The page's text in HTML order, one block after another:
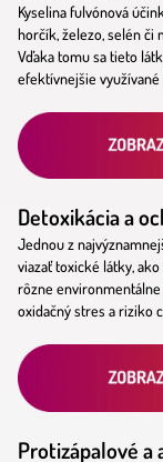
Kyselina fulvónová
horčík, železo, selén či
Vďaka tomu sa tieto
efektívnejšie využívané
Detoxikácia a
Jednou z
viazať toxické látky,
rôzne environmentálne
oxidačný stres a riziko
Protizápalové a